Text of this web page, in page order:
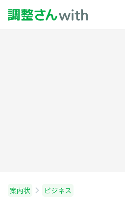
案内状 ビジネス